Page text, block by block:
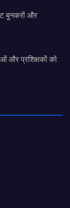
बुनकरों और
और प्रशिक्षकों को